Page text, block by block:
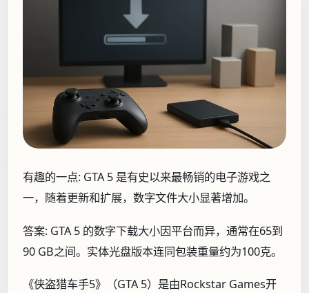
有趣的一点: GTA 5 是有史以来最畅销的电子游戏之
一，随着更新和扩展，数字文件大小显著增加。
答案: GTA 5 的数字下载大小因平台而异，通常在65到
90 GB之间。实体光盘版本连同包装重量约为100克。
《侠盗猎车手5》（GTA 5）是由Rockstar Games开